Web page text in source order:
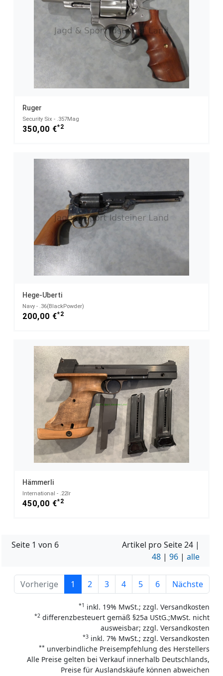
Ruger
Security Six - .357Mag
350,00 €*2
Hege-Uberti
Navy - .36(BlackPowder)
200,00 €*2
Hämmerli
International - .22lr
450,00 €*2
Seite 1 von 6 Artikel pro Seite24 |
48 | 96 | alle
Vorherige 1 2 3 4 5 6 Nächste
*1 inkl. 19% MwSt.; zzgl. Versandkosten
*2 differenzbesteuert gemäß §25a UStG.;MwSt. nicht
ausweisbar; zzgl. Versandkosten
*3 inkl. 7% MwSt.; zzgl. Versandkosten
** unverbindliche Preisempfehlung des Herstellers
Alle Preise gelten bei Verkauf innerhalb Deutschlands,
Preise für Auslandskäufe können abweichen